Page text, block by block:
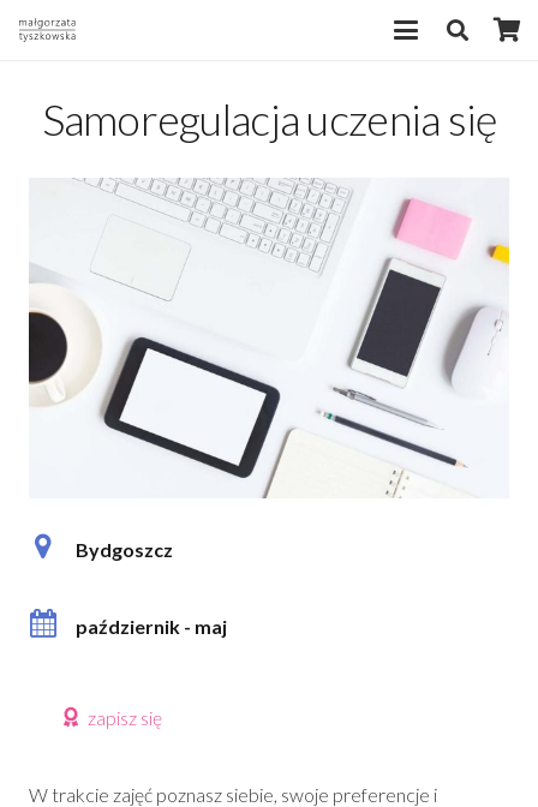
Samoregulacja uczenia się
Bydgoszcz
październik - maj
zapisz się
W trakcie zajęć poznasz siebie, swoje preferencje i